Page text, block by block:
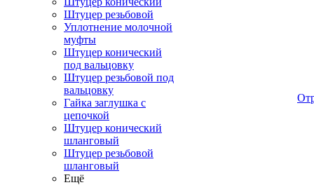
Штуцер резьбовой
Уплотнение молочной
муфты
Штуцер конический
под вальцовку
Штуцер резьбовой под
вальцовку
Гайка заглушка с
цепочкой
Штуцер конический
шланговый
Штуцер резьбовой
шланговый
Ещё